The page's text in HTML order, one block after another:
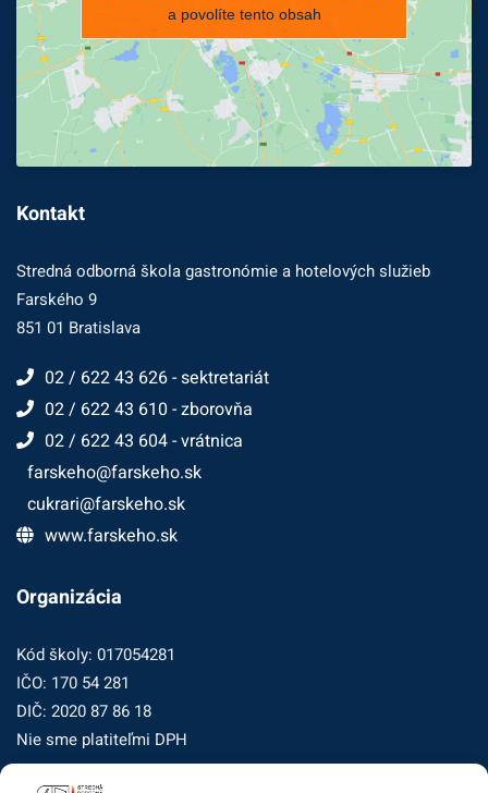
a povolíte tento obsah
Kontakt
Stredná odborná škola gastronómie a hotelových služieb
Farského 9
851 01 Bratislava
02 / 622 43 626 - sektretariát
02 / 622 43 610 - zborovňa
02 / 622 43 604 - vrátnica
farskeho@farskeho.sk
cukrari@farskeho.sk
www.farskeho.sk
Organizácia
Kód školy: 017054281
IČO: 170 54 281
DIČ: 2020 87 86 18
Nie sme platiteľmi DPH